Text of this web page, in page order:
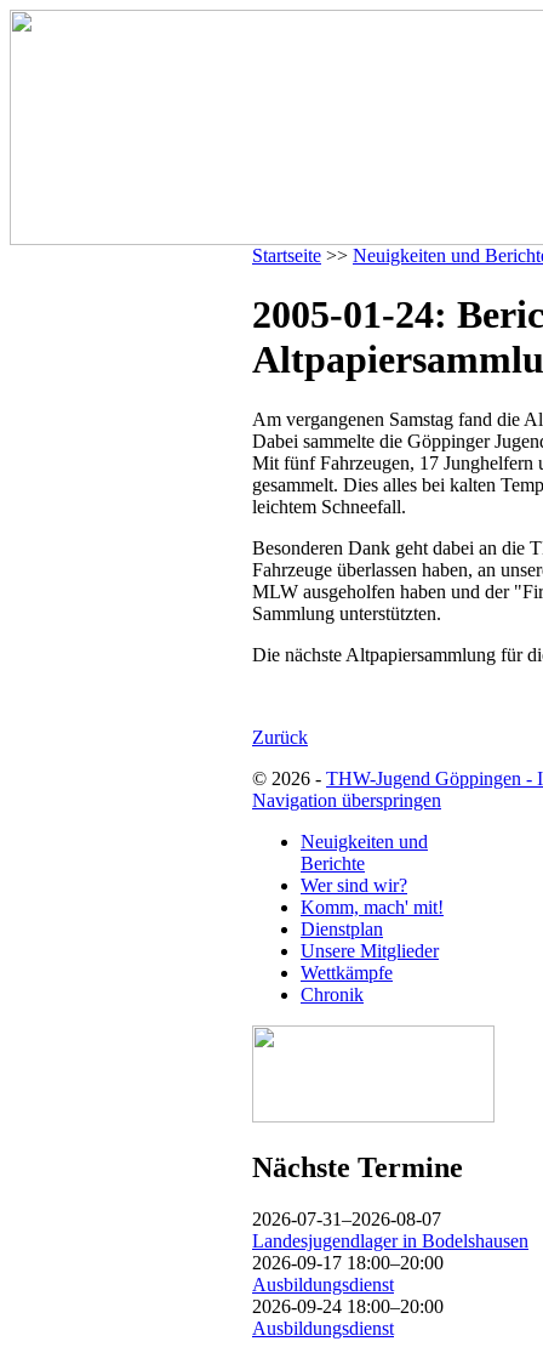
Startseite >> Neuigkeiten und
2005-01-24:
Am vergangenen Samstag fand die
Dabei sammelte die Göppinger
Mit fünf Fahrzeugen, 17
gesammelt. Dies alles bei kalten
leichtem Schneefall.
Besonderen Dank geht dabei an die
Fahrzeuge überlassen haben, an
MLW ausgeholfen haben und der
Sammlung unterstützten.
Die nächste Altpapiersammlung für
Zurück
© 2026 - THW-Jugend Göppingen -
Navigation überspringen
Neuigkeiten und
Berichte
Wer sind wir?
Komm, mach' mit!
Dienstplan
Unsere Mitglieder
Wettkämpfe
Chronik
Nächste Termine
2026-07-31–2026-08-07
Landesjugendlager in Bodelshausen
2026-09-17 18:00–20:00
Ausbildungsdienst
2026-09-24 18:00–20:00
Ausbildungsdienst